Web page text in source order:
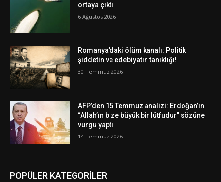
ortaya çıktı
6 Ağustos 2026
Romanya’daki ölüm kanalı: Politik
şiddetin ve edebiyatın tanıklığı!
30 Temmuz 2026
AFP’den 15 Temmuz analizi: Erdoğan’ın
“Allah’ın bize büyük bir lütfudur” sözüne
vurgu yaptı
14 Temmuz 2026
POPÜLER KATEGORİLER